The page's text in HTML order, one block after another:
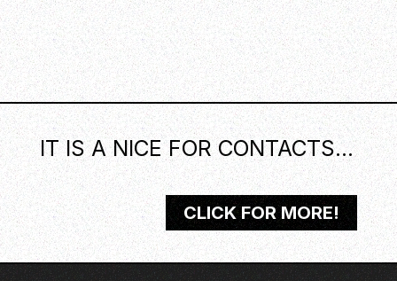
IT IS A NICE FOR CONTACTS...
CLICK FOR MORE!